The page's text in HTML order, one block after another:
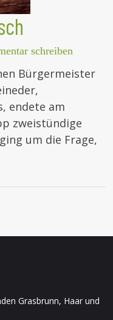
schreiben
Bürgermeister
endete am
zweistündige
um die Frage,
Grasbrunn, Haar und